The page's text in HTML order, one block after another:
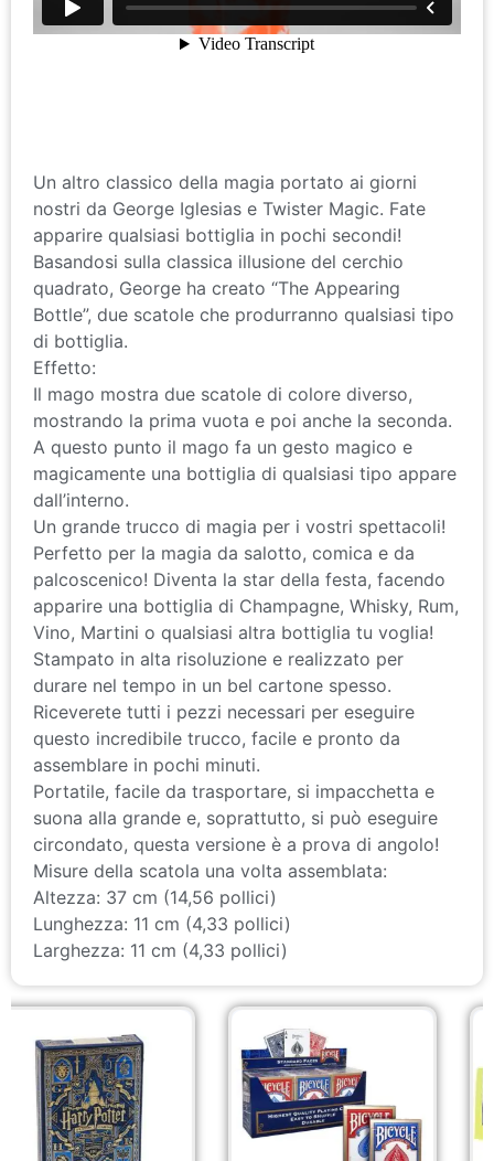
Un altro classico della magia portato ai giorni
nostri da George Iglesias e Twister Magic. Fate
apparire qualsiasi bottiglia in pochi secondi!
Basandosi sulla classica illusione del cerchio
quadrato, George ha creato “The Appearing
Bottle”, due scatole che produrranno qualsiasi tipo
di bottiglia.
Effetto:
Il mago mostra due scatole di colore diverso,
mostrando la prima vuota e poi anche la seconda.
A questo punto il mago fa un gesto magico e
magicamente una bottiglia di qualsiasi tipo appare
dall’interno.
Un grande trucco di magia per i vostri spettacoli!
Perfetto per la magia da salotto, comica e da
palcoscenico! Diventa la star della festa, facendo
apparire una bottiglia di Champagne, Whisky, Rum,
Vino, Martini o qualsiasi altra bottiglia tu voglia!
Stampato in alta risoluzione e realizzato per
durare nel tempo in un bel cartone spesso.
Riceverete tutti i pezzi necessari per eseguire
questo incredibile trucco, facile e pronto da
assemblare in pochi minuti.
Portatile, facile da trasportare, si impacchetta e
suona alla grande e, soprattutto, si può eseguire
circondato, questa versione è a prova di angolo!
Misure della scatola una volta assemblata:
Altezza: 37 cm (14,56 pollici)
Lunghezza: 11 cm (4,33 pollici)
Larghezza: 11 cm (4,33 pollici)